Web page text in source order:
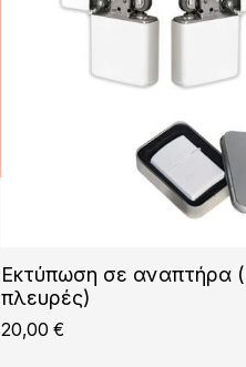
Εκτύπωση σε αναπτήρα
πλευρές)
20,00 €